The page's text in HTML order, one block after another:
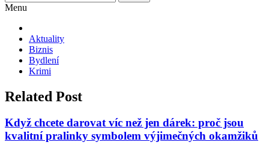
Menu
Aktuality
Biznis
Bydlení
Krimi
Related Post
Když chcete darovat víc než jen dárek: proč jsou
kvalitní pralinky symbolem výjimečných okamžiků